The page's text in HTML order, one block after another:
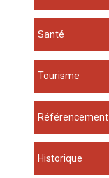
Santé
Tourisme
Référencement
Historique